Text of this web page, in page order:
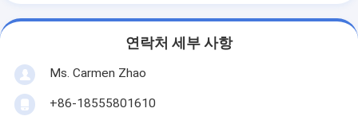
연락처 세부 사항
Ms. Carmen Zhao
+86-18555801610